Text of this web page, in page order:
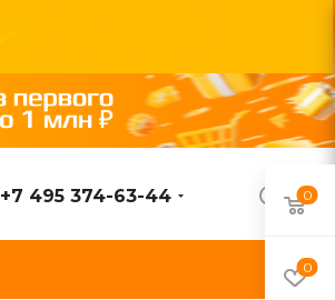
ВОЙТИ
+7 495 374-63-44 0
0